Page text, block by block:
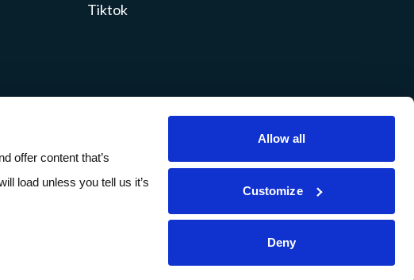
offer content that’s
load unless you tell us it’s
Allow all
Customize
Deny
Tiktok
Sitemap